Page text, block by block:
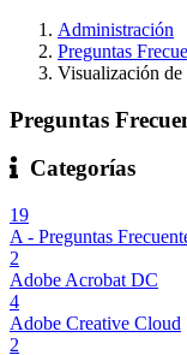
Administración
Preguntas
Visualización de
Preguntas
Categorías
19
A - Preguntas
2
Adobe Acrobat DC
4
Adobe Creative Cloud
2